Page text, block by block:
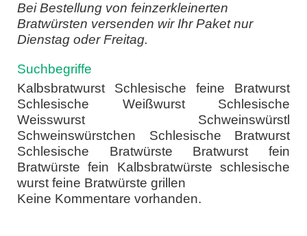
Bei Bestellung von feinzerkleinerten
Bratwürsten versenden wir Ihr Paket nur
Dienstag oder Freitag.
Suchbegriffe
Kalbsbratwurst Schlesische feine Bratwurst
Schlesische Weißwurst Schlesische
Weisswurst Schweinswürstl
Schweinswürstchen Schlesische Bratwurst
Schlesische Bratwürste Bratwurst fein
Bratwürste fein Kalbsbratwürste schlesische
wurst feine Bratwürste grillen
Keine Kommentare vorhanden.